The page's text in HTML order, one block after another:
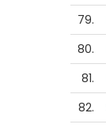
79.
80.
81.
82.